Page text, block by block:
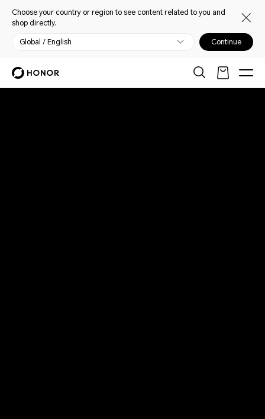
Choose your country or region to see content related to you and
shop directly.
Global / English Continue